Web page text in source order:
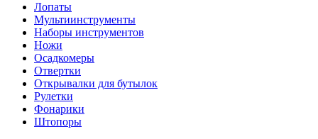
Лопаты
Мультиинструменты
Наборы инструментов
Ножи
Осадкомеры
Отвертки
Открывалки для бутылок
Рулетки
Фонарики
Штопоры